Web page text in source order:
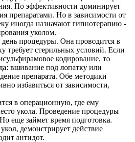
По эффективности доминирует
препаратами. Но в зависимости от
иногда назначают гипнотерапию -
уколом.
день процедуры. Она проводится в
требует стерильных условий. Если
кодирование, то
вшивание под лопатку или
препарата. Обе методики
избавиться от зависимости,
в операционную, где ему
укола. Проведение процедуры
еще займет время подготовка.
демонстрирует действие
антидот.